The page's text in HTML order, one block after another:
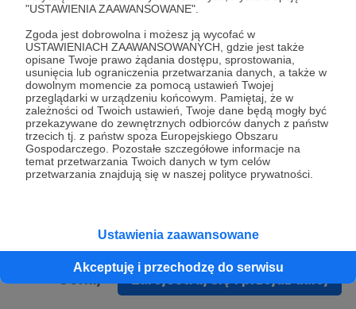
"USTAWIENIA ZAAWANSOWANE".
Zgoda jest dobrowolna i możesz ją wycofać w
USTAWIENIACH ZAAWANSOWANYCH, gdzie jest także
opisane Twoje prawo żądania dostępu, sprostowania,
usunięcia lub ograniczenia przetwarzania danych, a także w
dowolnym momencie za pomocą ustawień Twojej
przeglądarki w urządzeniu końcowym. Pamiętaj, że w
zależności od Twoich ustawień, Twoje dane będą mogły być
przekazywane do zewnętrznych odbiorców danych z państw
trzecich tj. z państw spoza Europejskiego Obszaru
Gospodarczego. Pozostałe szczegółowe informacje na
temat przetwarzania Twoich danych w tym celów
przetwarzania znajdują się w naszej polityce prywatności.
Ustawienia zaawansowane
Akceptuję i przechodzę do serwisu
* Wyrażam zgodę na przetwarzanie moich danych
osobowych podanych w formularzu rejestracyjnym w celu
prawidłowego świadczenia usług serwisu Patronite.
Wyrażam zgodę na otrzymywanie drogą elektroniczną
informacji handlowych - newslettera. Opcja ta może zostać
zmieniona w ustawieniach konta.
Zarejestruj się i przejdź dalej